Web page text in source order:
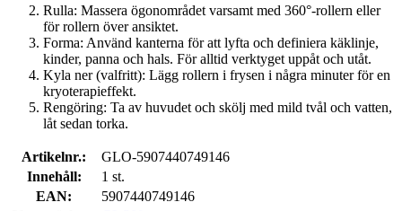
Rulla: Massera ögonområdet varsamt med 360°-rollern eller
för rollern över ansiktet.
Forma: Använd kanterna för att lyfta och definiera käklinje,
kinder, panna och hals. För alltid verktyget uppåt och utåt.
Kyla ner (valfritt): Lägg rollern i frysen i några minuter för en
kryoterapieffekt.
Rengöring: Ta av huvudet och skölj med mild tvål och vatten,
låt sedan torka.
Artikelnr.:
GLO-5907440749146
Innehåll:
1 st.
EAN:
5907440749146